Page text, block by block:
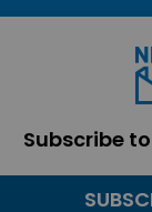
Subscribe